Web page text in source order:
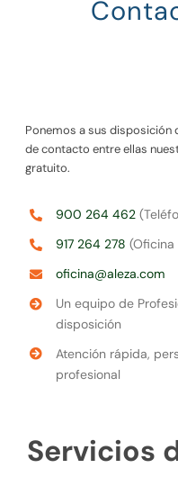
Ponemos a sus disposición
de contacto entre ellas
gratuito.
900 264 462
917 264 278
oficina@aleza.com
Un equipo de
disposición
Atención rápida,
profesional
Servicios